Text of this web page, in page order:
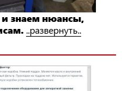
знаем нюансы,
..развернуть..